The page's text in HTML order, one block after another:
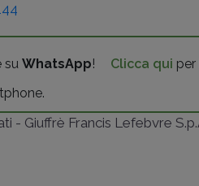
suWhatsApp! Clicca qui
- Giuffrè Francis Lefebvre